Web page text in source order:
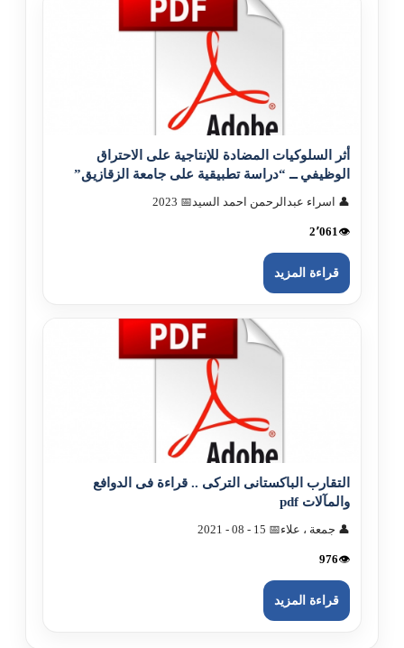
أثر السلوکيات المضادة للإنتاجية على الاحتراق
الوظيفي ــ “دراسة تطبيقية على جامعة الزقازيق”
👤 اسراء عبدالرحمن احمد السيد 📅 2023
👁️ 2٬061
قراءة المزيد
التقارب الباکستانى الترکى .. قراءة فى الدوافع
والمآلات pdf
👤 جمعة ، علاء📅 15 - 08 - 2021
👁️
976
قراءة المزيد